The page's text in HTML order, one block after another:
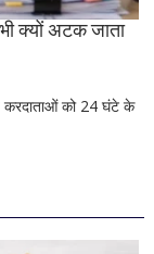
क्यों अटक जाता
को 24 घंटे के